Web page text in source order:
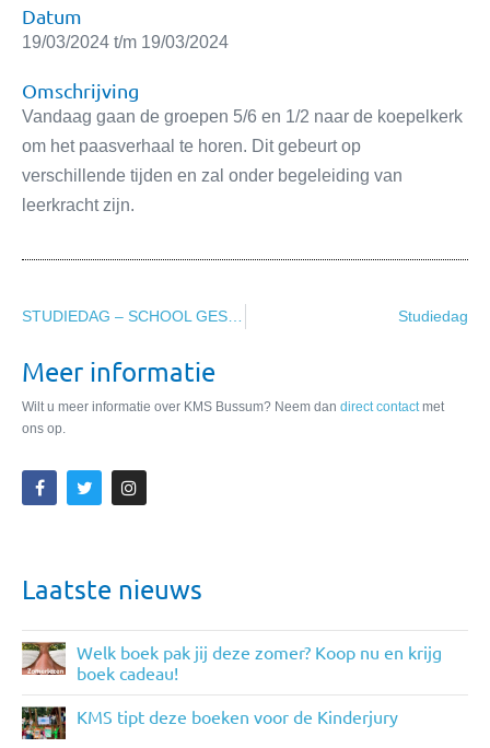
Datum
19/03/2024 t/m 19/03/2024
Omschrijving
Vandaag gaan de groepen 5/6 en 1/2 naar de koepelkerk
om het paasverhaal te horen. Dit gebeurt op
verschillende tijden en zal onder begeleiding van
leerkracht zijn.
Studiedag
Meer informatie
Wilt u meer informatie over KMS Bussum? Neem dan direct contactmet
ons op.
Laatste nieuws
Welk boek pak jij deze zomer? Koop nu en krijg
boek cadeau!
KMS tipt deze boeken voor de Kinderjury